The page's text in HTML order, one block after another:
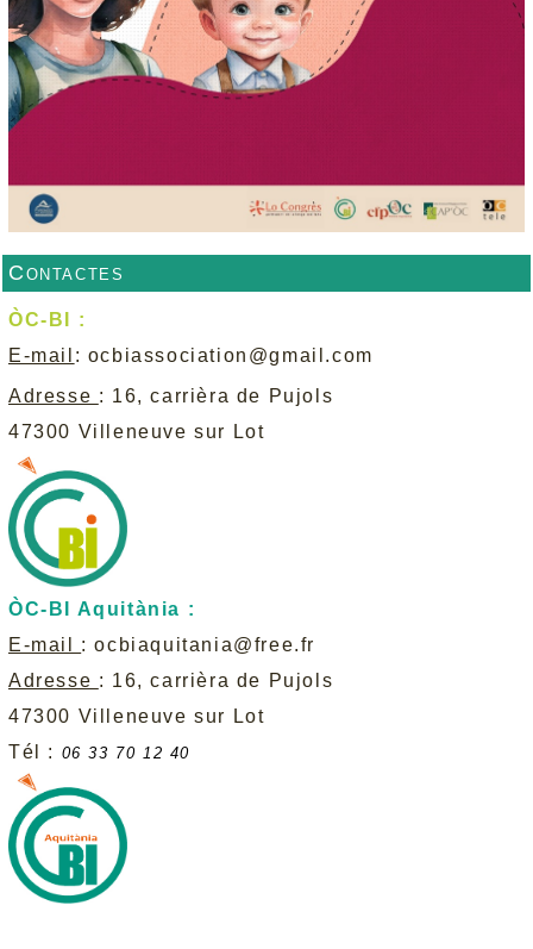
Contactes
ÒC-BI :
E-mail : ocbiassociation@gmail.com
Adresse : 16, carrièra de Pujols
47300 Villeneuve sur Lot
ÒC-BI Aquitània :
E-mail :ocbiaquitania@free.fr
Adresse : 16, carrièra de Pujols
47300 Villeneuve sur Lot
Tél : 06 33 70 12 40